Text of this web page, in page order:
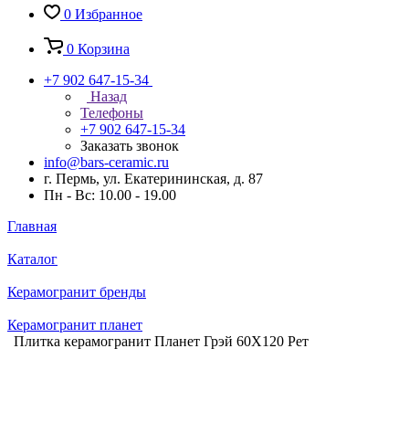
0 Избранное
0 Корзина
+7 902 647-15-34
Назад
Телефоны
+7 902 647-15-34
Заказать звонок
info@bars-ceramic.ru
г. Пермь, ул. Екатерининская, д. 87
Пн - Вс: 10.00 - 19.00
Главная
Каталог
Керамогранит бренды
Керамогранит планет
Плитка керамогранит Планет Грэй 60X120 Рет